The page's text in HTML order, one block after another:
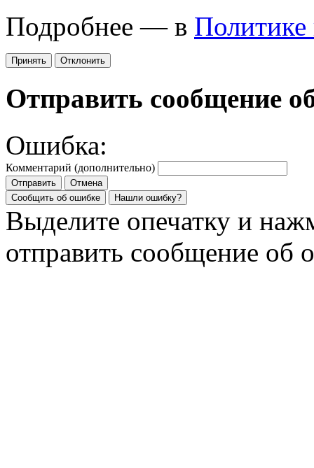
Подробнее — в Политике
Принять Отклонить
Отправить сообщение
Ошибка:
Комментарий (дополнительно)
Отправить
Отмена
Сообщить об ошибке
Нашли ошибку?
Выделите опечатку и
отправить сообщение об